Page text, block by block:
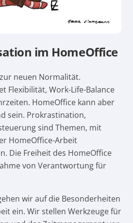
im HomeOffice
neuen Normalität.
Flexibilität, Work-Life-Balance
HomeOffice kann aber
sein. Prokrastination,
sind Themen, mit
HomeOffice-Arbeit
Die Freiheit des HomeOffice
von Verantwortung für
wir auf die Besonderheiten
ein. Wir stellen Werkzeuge für